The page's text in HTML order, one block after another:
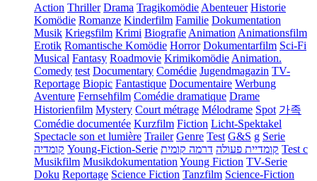
Action Thriller Drama Tragikomödie Abenteuer Historie
Komödie Romanze Kinderfilm Familie Dokumentation
Musik Kriegsfilm Krimi Biografie Animation Animationsfilm
Erotik Romantische Komödie Horror Dokumentarfilm Sci-Fi
Musical Fantasy Roadmovie Krimikomödie Animation.
Comedy test Documentary Comédie Jugendmagazin TV-
Reportage Biopic Fantastique Documentaire Werbung
Aventure Fernsehfilm Comédie dramatique Drame
Historienfilm Mystery Court métrage Mélodrame Spot 가족
Comédie documentée Kurzfilm Fiction Licht-Spektakel
Spectacle son et lumière Trailer Genre Test G&S g Serie
קומדיה Young-Fiction-Serie קומדיית פעולה דרמה קומית
Test c
Musikfilm Musikdokumentation Young Fiction TV-Serie
Doku Reportage Science Fiction Tanzfilm Science-Fiction